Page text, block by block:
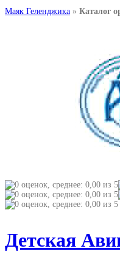
Маяк Геленджика » Каталог
Детская